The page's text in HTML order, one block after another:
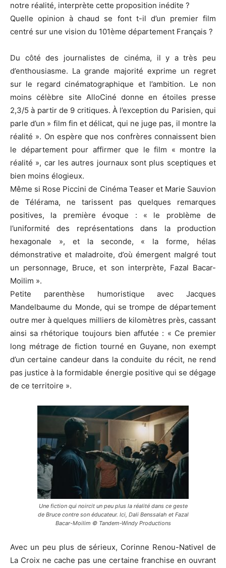
notre réalité, interprète cette proposition inédite ?
Quelle opinion à chaud se font t-il d’un premier film
centré sur une vision du 101ème département Français ?
Du côté des journalistes de cinéma, il y a très peu
d’enthousiasme. La grande majorité exprime un regret
sur le regard cinématographique et l’ambition. Le non
moins célèbre site AlloCiné donne en étoiles presse
2,3/5 à partir de 9 critiques. À l’exception du Parisien, qui
parle d’un » film fin et délicat, qui ne juge pas, il montre la
réalité ». On espère que nos confrères connaissent bien
le département pour affirmer que le film « montre la
réalité », car les autres journaux sont plus sceptiques et
bien moins élogieux.
Même si Rose Piccini de Cinéma Teaser et Marie Sauvion
de Télérama, ne tarissent pas quelques remarques
positives, la première évoque : « le problème de
l’uniformité des représentations dans la production
hexagonale », et la seconde, « la forme, hélas
démonstrative et maladroite, d’où émergent malgré tout
un personnage, Bruce, et son interprète, Fazal Bacar-
Moilim ».
Petite parenthèse humoristique avec Jacques
Mandelbaume du Monde, qui se trompe de département
outre mer à quelques milliers de kilomètres près, cassant
ainsi sa rhétorique toujours bien affutée : « Ce premier
long métrage de fiction tourné en Guyane, non exempt
d’un certaine candeur dans la conduite du récit, ne rend
pas justice à la formidable énergie positive qui se dégage
de ce territoire ».
Une fiction qui noircit un peu plus la réalité dans ce geste
de Bruce contre son éducateur. Ici, Dali Benssalah et Fazal
Bacar-Moilim © Tandem-Windy Productions
Avec un peu plus de sérieux, Corinne Renou-Nativel de
La Croix ne cache pas une certaine franchise en ouvrant